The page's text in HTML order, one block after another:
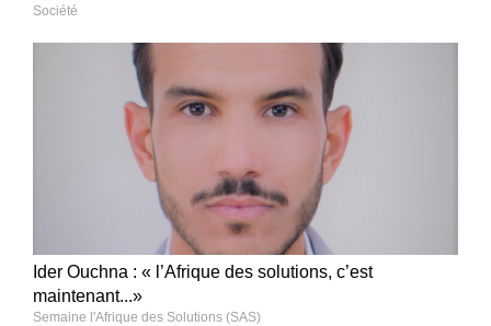
Société
Ider Ouchna : « l’Afrique des solutions, c’est
maintenant...»
Semaine l'Afrique des Solutions (SAS)